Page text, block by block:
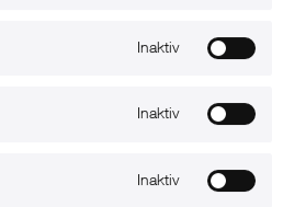
Inaktiv
Inaktiv
Inaktiv